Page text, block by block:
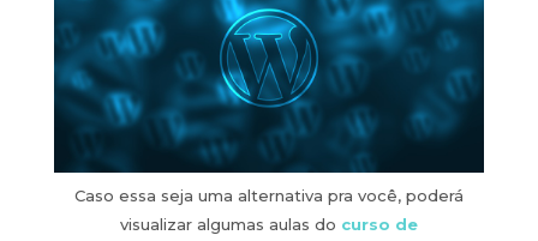
Caso essa seja uma alternativa pra você, poderá
visualizar algumas aulas do curso de